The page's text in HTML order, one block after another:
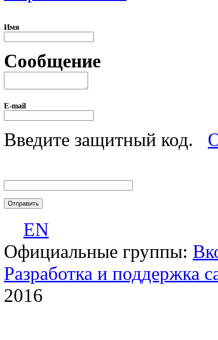
Имя
Сообщение
E-mail
Введите защитный код.
EN
Официальные группы:
Разработка и поддержка
2016